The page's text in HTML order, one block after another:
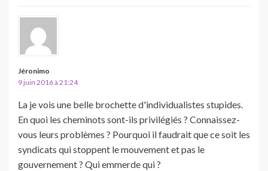
Jéronimo
9 juin 2016 à 21:24
La je vois une belle brochette d'individualistes stupides.
En quoi les cheminots sont-ils privilégiés ? Connaissez-
vous leurs problèmes ? Pourquoi il faudrait que ce soit les
syndicats qui stoppent le mouvement et pas le
gouvernement ? Qui emmerde qui ?